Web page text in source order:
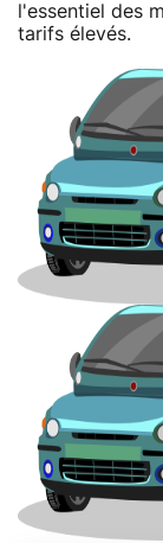
l'essentiel des
tarifs élevés.